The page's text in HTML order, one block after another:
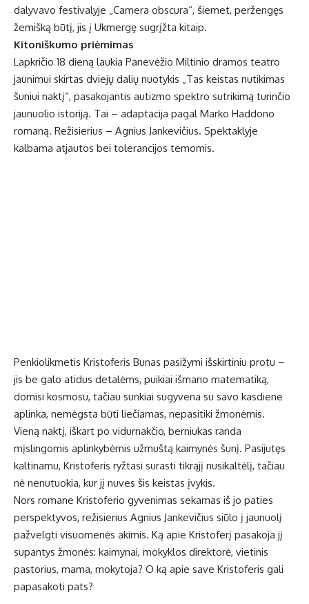
dalyvavo festivalyje „Camera obscura“, šiemet, peržengęs
žemišką būtį, jis į Ukmergę sugrįžta kitaip.
Kitoniškumo priėmimas
Lapkričio 18 dieną laukia Panevėžio Miltinio dramos teatro
jaunimui skirtas dviejų dalių nuotykis „Tas keistas nutikimas
šuniui naktį“, pasakojantis autizmo spektro sutrikimą turinčio
jaunuolio istoriją. Tai – adaptacija pagal Marko Haddono
romaną. Režisierius – Agnius Jankevičius. Spektaklyje
kalbama atjautos bei tolerancijos temomis.
Penkiolikmetis Kristoferis Bunas pasižymi išskirtiniu protu –
jis be galo atidus detalėms, puikiai išmano matematiką,
domisi kosmosu, tačiau sunkiai sugyvena su savo kasdiene
aplinka, nemėgsta būti liečiamas, nepasitiki žmonėmis.
Vieną naktį, iškart po vidurnakčio, berniukas randa
mįslingomis aplinkybėmis užmuštą kaimynės šunį. Pasijutęs
kaltinamu, Kristoferis ryžtasi surasti tikrąjį nusikaltėlį, tačiau
nė nenutuokia, kur jį nuves šis keistas įvykis.
Nors romane Kristoferio gyvenimas sekamas iš jo paties
perspektyvos, režisierius Agnius Jankevičius siūlo į jaunuolį
pažvelgti visuomenės akimis. Ką apie Kristoferį pasakoja jį
supantys žmonės: kaimynai, mokyklos direktorė, vietinis
pastorius, mama, mokytoja? O ką apie save Kristoferis gali
papasakoti pats?